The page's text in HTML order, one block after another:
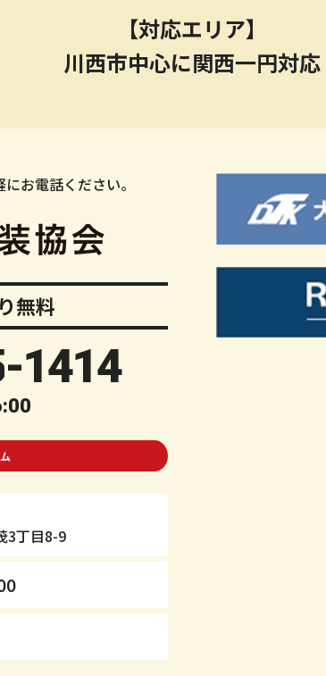
【対応エリア】
川西市中心に関西一円対応
お電話ください。
無料
-1414
3丁目8-9